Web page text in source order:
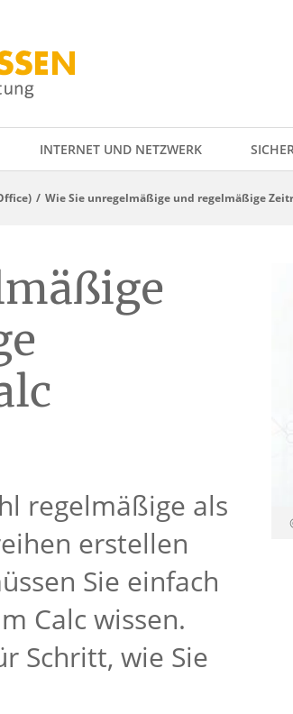
INTERNET UND NETZWERK
Wie Sie unregelmäßige und regelmäßige
regelmäßige als
erstellen
Sie einfach
Calc wissen.
Schritt, wie Sie